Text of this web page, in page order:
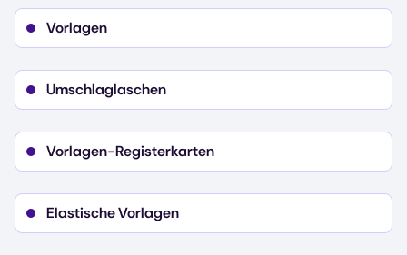
Vorlagen
Umschlaglaschen
Vorlagen-Registerkarten
Elastische Vorlagen